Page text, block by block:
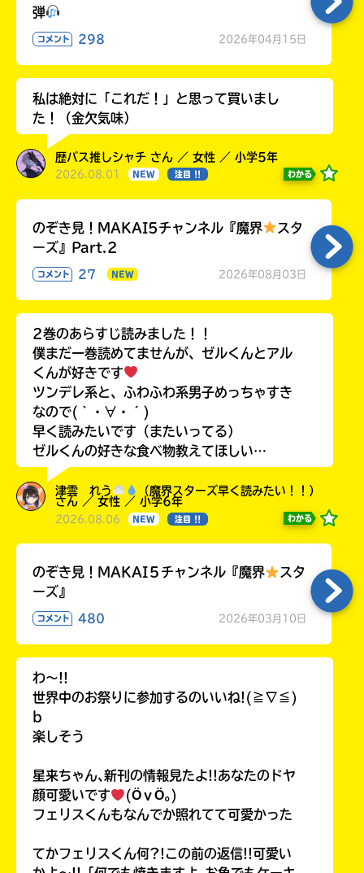
弾
コメント 298 2026年04月15日
私は絶対に「これだ！」と思って買いまし
た！（金欠気味）
歴バス推しシャチ さん ／ 女性 ／ 小学5年
2026.08.01 NEW 注目 !! わかる
のぞき見！MAKAI5チャンネル『魔界
スタ
ーズ』Part.2
コメント 27 NEW 2026年08月03日
2巻のあらすじ読みました！！
僕まだ一巻読めてませんが、ゼルくんとアル
くんが好きです
ツンデレ系と、ふわふわ系男子めっちゃすき
なので(｀・∀・´)
早く読みたいです（またいってる）
ゼルくんの好きな食べ物教えてほしい…
津雲 れう
（魔界スターズ早く読みたい！！）
さん ／ 女性 ／ 小学6年
2026.08.06 NEW 注目 !! わかる
のぞき見！MAKAI５チャンネル『魔界
スタ
ーズ』
コメント 480 2026年03月10日
わ〜!!
世界中のお祭りに参加するのいいね!(≧∇≦)
b
楽しそう
星来ちゃん､新刊の情報見たよ!!あなたのドヤ
顔可愛いです
(ӦｖӦ｡)
フェリスくんもなんでか照れてて可愛かった
てかフェリスくん何?!この前の返信!!可愛い